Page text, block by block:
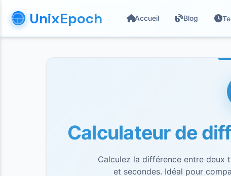
UnixEpoch Accueil Blog
Calculateur de
Calculez la différence entre deux
et secondes. Idéal pour